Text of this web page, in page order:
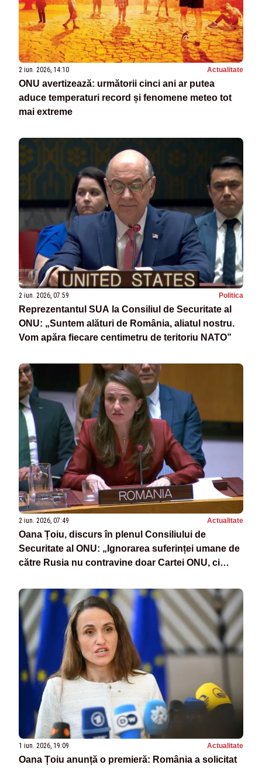
2 iun. 2026, 14:10 Actualitate
ONU avertizează: următorii cinci ani ar putea
aduce temperaturi record și fenomene meteo tot
mai extreme
2 iun. 2026, 07:59 Politica
Reprezentantul SUA la Consiliul de Securitate al
ONU: „Suntem alături de România, aliatul nostru.
Vom apăra fiecare centimetru de teritoriu NATO”
2 iun. 2026, 07:49 Actualitate
Oana Țoiu, discurs în plenul Consiliului de
Securitate al ONU: „Ignorarea suferinței umane de
către Rusia nu contravine doar Cartei ONU, ci
pace”
1 iun. 2026, 19:09 Actualitate
Oana Țoiu anunță o premieră: România a solicitat